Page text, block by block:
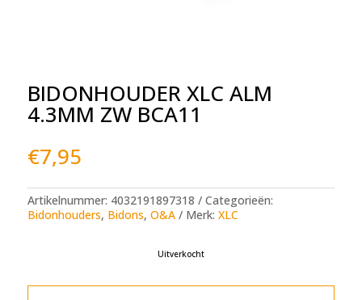
BIDONHOUDER XLC ALM
4.3MM ZW BCA11
€7,95
Artikelnummer: 4032191897318
Categorieën:
Bidonhouders, Bidons, O&A Merk: XLC
Uitverkocht